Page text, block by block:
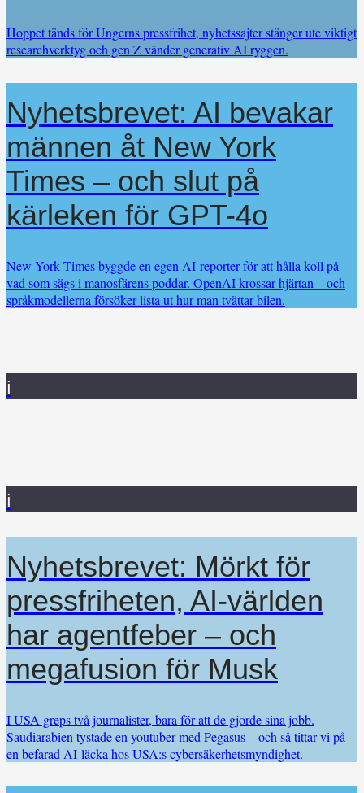
Hoppet tänds för Ungerns pressfrihet, nyhetssajter stänger ute viktigt
researchverktyg och gen Z vänder generativ AI ryggen.
Nyhetsbrevet: AI bevakar
männen åt New York
Times – och slut på
kärleken för GPT-4o
New York Times byggde en egen AI-reporter för att hålla koll på
vad som sägs i manosfärens poddar. OpenAI krossar hjärtan – och
språkmodellerna försöker lista ut hur man tvättar bilen.
i
i
Nyhetsbrevet: Mörkt för
pressfriheten, AI-världen
har agentfeber – och
megafusion för Musk
I USA greps två journalister, bara för att de gjorde sina jobb.
Saudiarabien tystade en youtuber med Pegasus – och så tittar vi på
en befarad AI-läcka hos USA:s cybersäkerhetsmyndighet.